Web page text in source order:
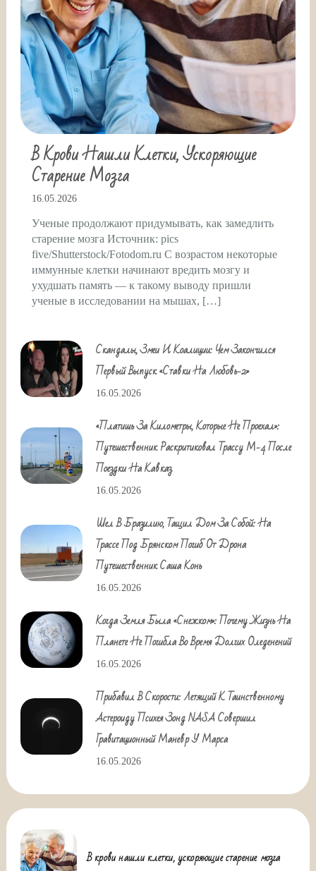
В Крови Нашли Клетки, Ускоряющие
Старение Мозга
16.05.2026
Ученые продолжают придумывать, как замедлить
старение мозга Источник: pics
five/Shutterstock/Fotodom.ru С возрастом некоторые
иммунные клетки начинают вредить мозгу и
ухудшать память — к такому выводу пришли
ученые в исследовании на мышах, […]
Скандалы, Змеи И Коалиции: Чем Закончился
Первый Выпуск «Ставки На Любовь-2»
16.05.2026
«Платишь За Километры, Которые Не Проехал»:
Путешественник Раскритиковал Трассу М-4 После
Поездки На Кавказ
16.05.2026
Шел В Бразилию, Тащил Дом За Собой: На
Трассе Под Брянском Погиб От Дрона
Путешественник Саша Конь
16.05.2026
Когда Земля Была «снежком»: Почему Жизнь На
Планете Не Погибла Во Время Долгих Оледенений
16.05.2026
Прибавил В Скорости: Летящий К Таинственному
Астероиду Психея Зонд NASA Совершил
Гравитационный Маневр У Марса
16.05.2026
В крови нашли клетки, ускоряющие старение мозга